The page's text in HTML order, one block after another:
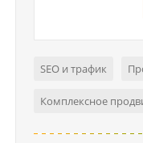
SEO и трафик
Комплексное